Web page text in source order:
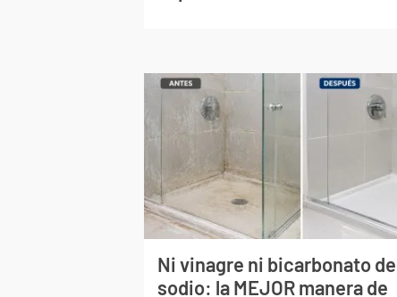
Ni vinagre ni bicarbonato de
sodio: la MEJOR manera de